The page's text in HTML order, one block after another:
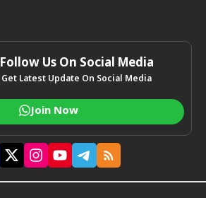
Follow Us On Social Media
Get Latest Update On Social Media
Join Now